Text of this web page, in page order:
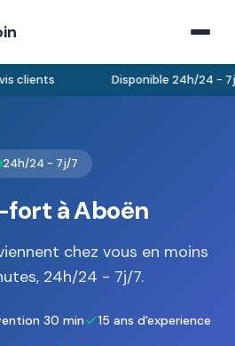
clients Disponible 24h/24 - 7j/
24h/24 - 7j/7
à Aboën
chez vous en moins
24h/24 - 7j/7.
30 min 15 ans d'experience